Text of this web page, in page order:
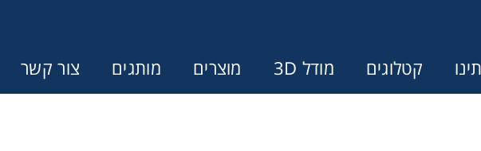
קטלוגים מודל 3D מוצרים מותגים צור קשר